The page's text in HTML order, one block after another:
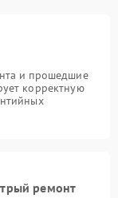
и прошедшие
корректную
ремонт